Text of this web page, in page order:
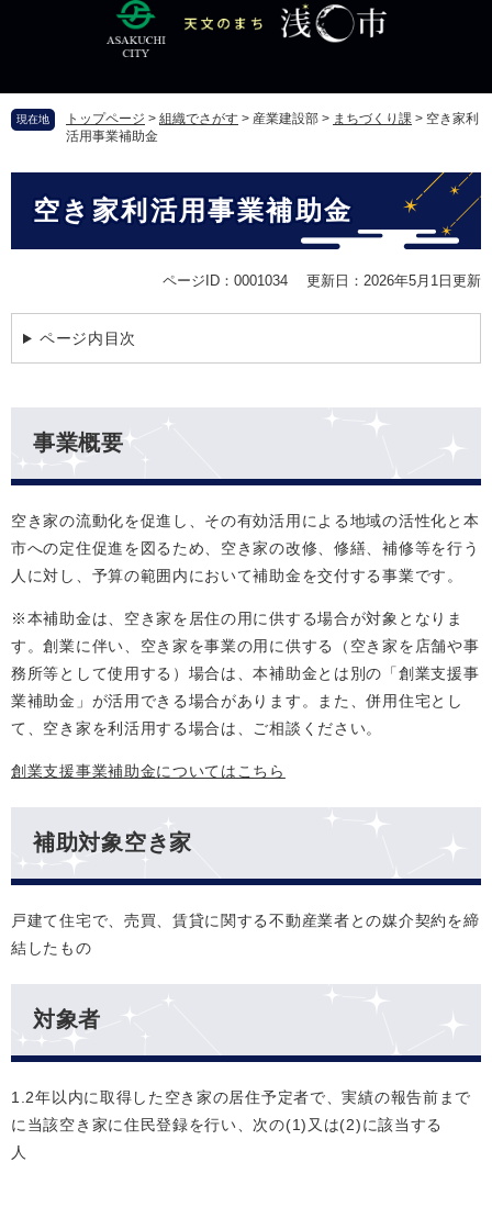
頭
す
飛
し
現在地 トップページ > 組織でさがす > 産業建設部 > まちづくり課 > 空き家利
活用事業補助金
空き家利活用事業補助金
ページID：0001034 更新日：2026年5月1日更新
ページ内目次
事業概要
空き家の流動化を促進し、その有効活用による地域の活性化と本
市への定住促進を図るため、空き家の改修、修繕、補修等を行う
人に対し、予算の範囲内において補助金を交付する事業です。
※本補助金は、空き家を居住の用に供する場合が対象となりま
す。創業に伴い、空き家を事業の用に供する（空き家を店舗や事
務所等として使用する）場合は、本補助金とは別の「創業支援事
業補助金」が活用できる場合があります。また、併用住宅とし
て、空き家を利活用する場合は、ご相談ください。
創業支援事業補助金についてはこちら
補助対象空き家
戸建て住宅で、売買、賃貸に関する不動産業者との媒介契約を締
結したもの
対象者
1.2年以内に取得した空き家の居住予定者で、実績の報告前まで
に当該空き家に住民登録を行い、次の(1)又は(2)に該当する
人